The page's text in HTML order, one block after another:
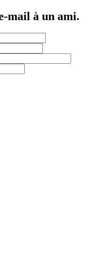
mail à un ami.